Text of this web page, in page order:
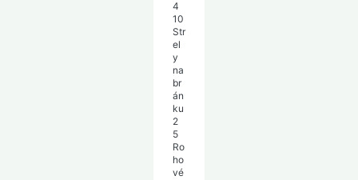
4
10
Str
el
y
na
br
án
ku
2
5
Ro
ho
vé